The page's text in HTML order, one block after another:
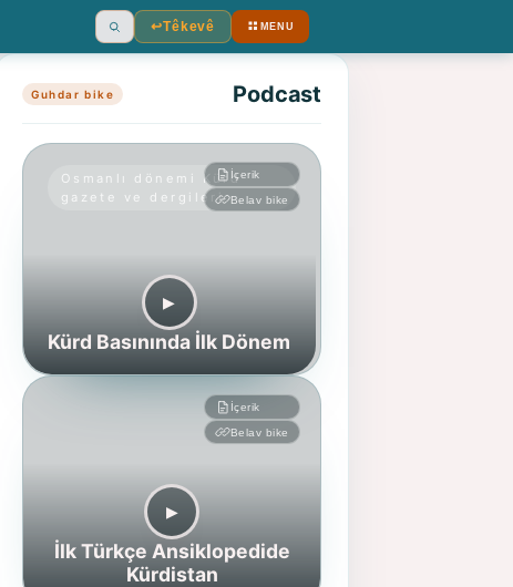
Ara ↩︎Têkevê MENU
Guhdar bike Podcast
Osmanlı dönemi Kürd
gazete ve dergileri
İçerik
Belav bike
▶︎
Kürd Basınında İlk Dönem
İçerik
Belav bike
▶︎
İlk Türkçe Ansiklopedide
Kürdistan